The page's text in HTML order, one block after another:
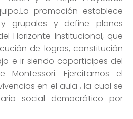
promoción establece
grupales y define planes
Horizonte Institucional, que
de logros, constitución
e ir siendo copartícipes del
Montessori. Ejercitamos el
en el aula , la cual se
social democrático por